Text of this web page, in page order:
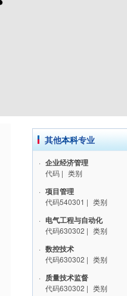
其他本科专业
· 企业经济管理
代码 | 类别
· 项目管理
代码540301 | 类别
· 电气工程与自动化
代码630302 | 类别
· 数控技术
代码630302 | 类别
· 质量技术监督
代码630302 | 类别